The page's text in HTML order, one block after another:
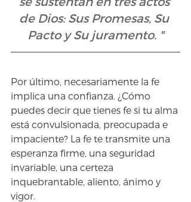
de Dios: Sus Promesas, Su
Pacto y Su juramento. "
Por último, necesariamente la fe
implica una confianza. ¿Cómo
puedes decir que tienes fe si tu alma
está convulsionada, preocupada e
impaciente? La fe te transmite una
esperanza firme, una seguridad
invariable, una certeza
inquebrantable, aliento, ánimo y
vigor.